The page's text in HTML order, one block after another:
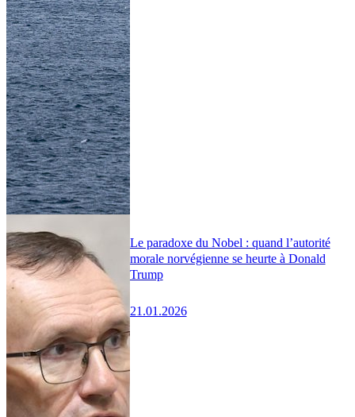
Le paradoxe du Nobel : quand l’autorité
morale norvégienne se heurte à Donald
Trump
21.01.2026